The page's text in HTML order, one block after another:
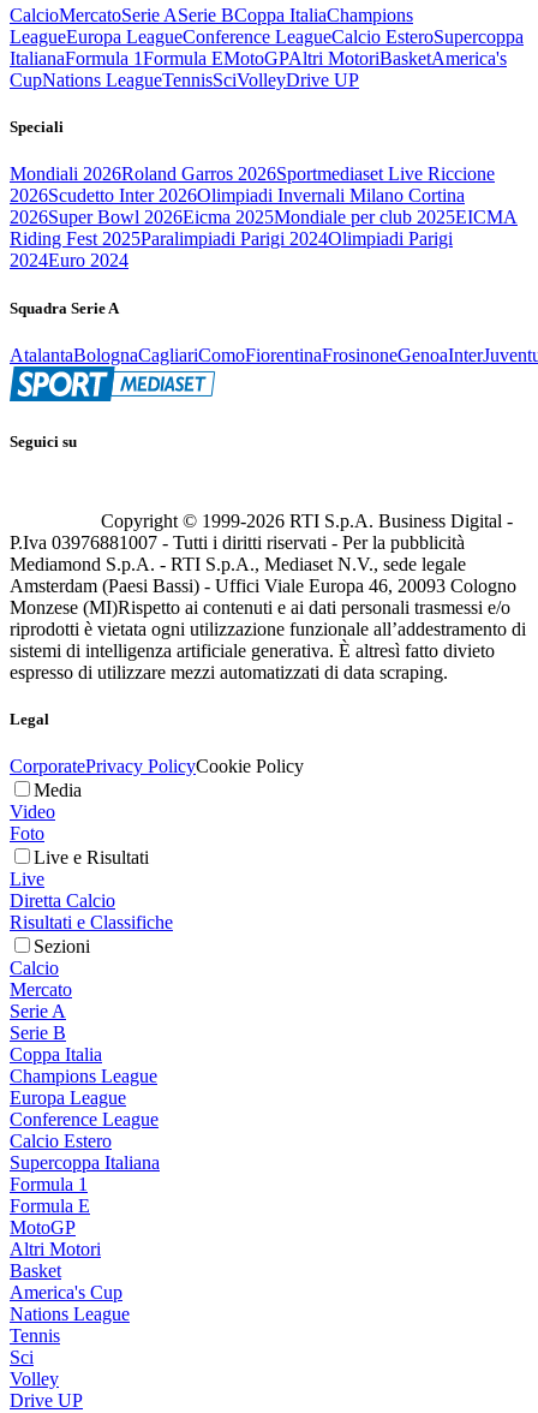
CalcioMercatoSerie ASerie BCoppa ItaliaChampions
LeagueEuropa LeagueConference LeagueCalcio EsteroSupercoppa
ItalianaFormula 1Formula EMotoGPAltri MotoriBasketAmerica's
CupNations LeagueTennisSciVolleyDrive UP
Speciali
Mondiali 2026Roland Garros 2026Sportmediaset Live Riccione
2026Scudetto Inter 2026Olimpiadi Invernali Milano Cortina
2026Super Bowl 2026Eicma 2025Mondiale per club 2025EICMA
Riding Fest 2025Paralimpiadi Parigi 2024Olimpiadi Parigi
2024Euro 2024
Squadra Serie A
AtalantaBolognaCagliariComoFiorentinaFrosinoneGenoaInter
Seguici su
Copyright © 1999-2026 RTI S.p.A. Business Digital -
P.Iva 03976881007 - Tutti i diritti riservati - Per la pubblicità
Mediamond S.p.A. - RTI S.p.A., Mediaset N.V., sede legale
Amsterdam (Paesi Bassi) - Uffici Viale Europa 46, 20093 Cologno
Monzese (MI)Rispetto ai contenuti e ai dati personali trasmessi e/o
riprodotti è vietata ogni utilizzazione funzionale all’addestramento di
sistemi di intelligenza artificiale generativa. È altresì fatto divieto
espresso di utilizzare mezzi automatizzati di data scraping.
Legal
CorporatePrivacy PolicyCookie Policy
Media
Video
Foto
Live e Risultati
Live
Diretta Calcio
Risultati e Classifiche
Sezioni
Calcio
Mercato
Serie A
Serie B
Coppa Italia
Champions League
Europa League
Conference League
Calcio Estero
Supercoppa Italiana
Formula 1
Formula E
MotoGP
Altri Motori
Basket
America's Cup
Nations League
Tennis
Sci
Volley
Drive UP